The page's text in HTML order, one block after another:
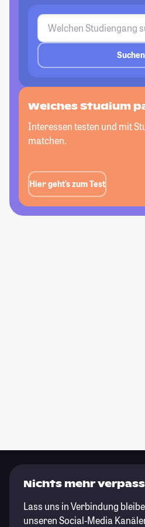
Suchen
Welches Studium
Interessen testen und mit
matchen.
Hier geht’s zum Test
Nichts mehr
Lass uns in Verbindung
unseren Social-Media